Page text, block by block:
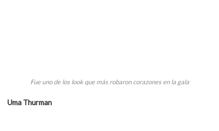
Fue uno de los look que más robaron corazones en la gala
Uma Thurman